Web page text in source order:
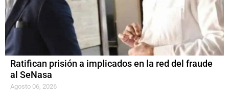
Ratifican prisión a implicados en la red del fraude
al SeNasa
Agosto 06, 2026